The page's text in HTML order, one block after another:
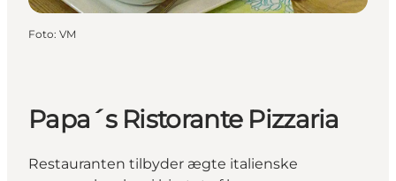
Foto: VM
Papa´s Ristorante Pizzaria
Restauranten tilbyder ægte italienske